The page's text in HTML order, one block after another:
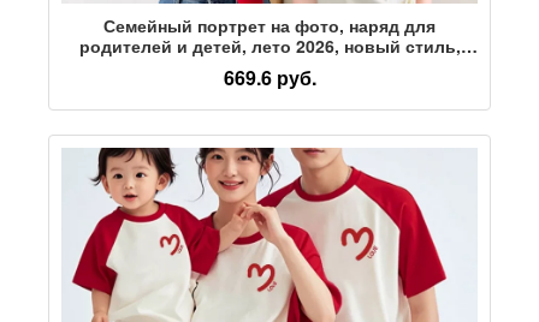
Семейный портрет на фото, наряд для
родителей и детей, лето 2026, новый стиль,
семья из трех человек, футболка для
маленьких месячных, банкет на день рождения
"сто дней" с короткими рукавами
669.6 руб.